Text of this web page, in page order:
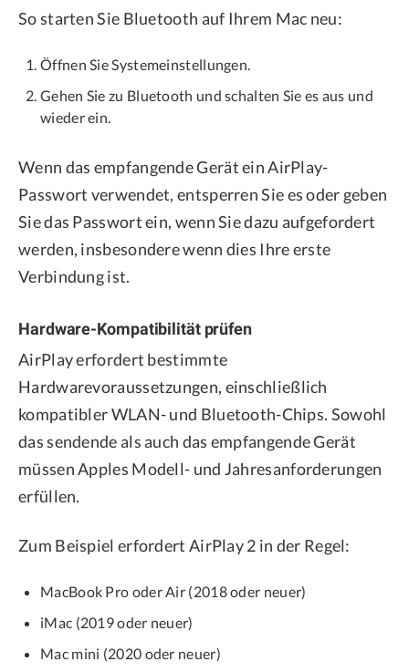
So starten Sie Bluetooth auf Ihrem Mac neu:
Öffnen Sie Systemeinstellungen.
Gehen Sie zu Bluetooth und schalten Sie es aus und
wieder ein.
Wenn das empfangende Gerät ein AirPlay-
Passwort verwendet, entsperren Sie es oder geben
Sie das Passwort ein, wenn Sie dazu aufgefordert
werden, insbesondere wenn dies Ihre erste
Verbindung ist.
Hardware-Kompatibilität prüfen
AirPlay erfordert bestimmte
Hardwarevoraussetzungen, einschließlich
kompatibler WLAN- und Bluetooth-Chips. Sowohl
das sendende als auch das empfangende Gerät
müssen Apples Modell- und Jahresanforderungen
erfüllen.
Zum Beispiel erfordert AirPlay 2 in der Regel:
MacBook Pro oder Air (2018 oder neuer)
iMac (2019 oder neuer)
Mac mini (2020 oder neuer)